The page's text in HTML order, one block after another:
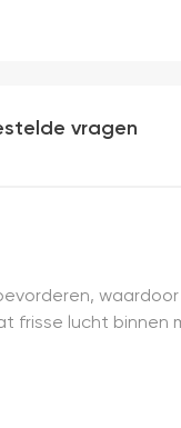
vragen
frisse lucht binnen